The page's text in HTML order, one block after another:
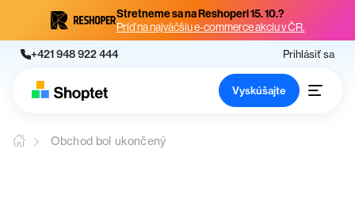
Stretneme sa na Reshoperi 15. 10.?
Príď na najväčšiu e-commerce akciu v ČR.
+421 948 922 444 Prihlásiť sa
Vyskúšajte
Obchod bol ukončený